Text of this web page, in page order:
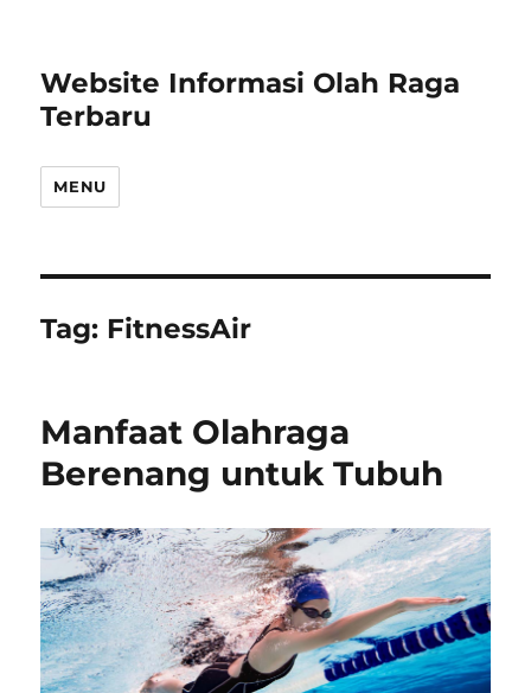
Website Informasi Olah Raga
Terbaru
MENU
Tag: FitnessAir
Manfaat Olahraga
Berenang untuk Tubuh